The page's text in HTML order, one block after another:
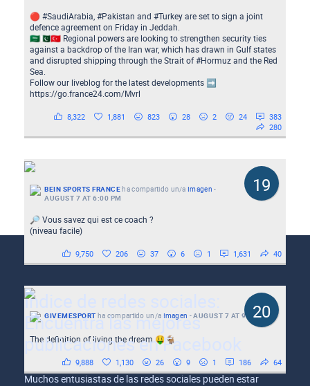
🔴 #SaudiArabia, #Pakistan and #Turkey are set to sign a joint
defence agreement on Friday in Jeddah.
🇸🇦🇵🇰🇹🇷 Regional powers are looking to strengthen security ties
against a backdrop of the Iran war, which has drawn in Gulf states
and disrupted shipping through the Strait of #Hormuz and the Red
Sea.
Follow our liveblog for the latest developments ➡️
https://go.france24.com/Mvrl
8,322 1,881 823 28 2 24
383
280
19
BEIN SPORTS FRANCEha compartido un/a Imagen -
AUGUST 7 AT 6:00 PM
🔎 Vous savez qui est ce coach ?
(niveau facile)
9,750 206 37 6 1 1,631 40
20
GIVEMESPORT ha compartido un/a Imagen -AUGUST 7 AT 9:15 AM
The definition of living the dream 🤑🐐
9,888 1,130 26 9 1 186 64
Índice de redes sociales:
Encuentra las mejores
publicaciones en Facebook
Muchos entusiastas de las redes sociales pueden estar